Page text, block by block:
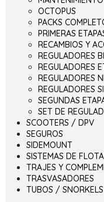
OCTOPUS
PACKS
PRIMERAS
RECAMBIOS Y
REGULADORES
REGULADORES
REGULADORES
REGULADORES
SEGUNDAS
SET DE
SCOOTERS / DPV
SEGUROS
SIDEMOUNT
SISTEMAS DE
TRAJES Y
TRASVASADORES
TUBOS / SNORKELS